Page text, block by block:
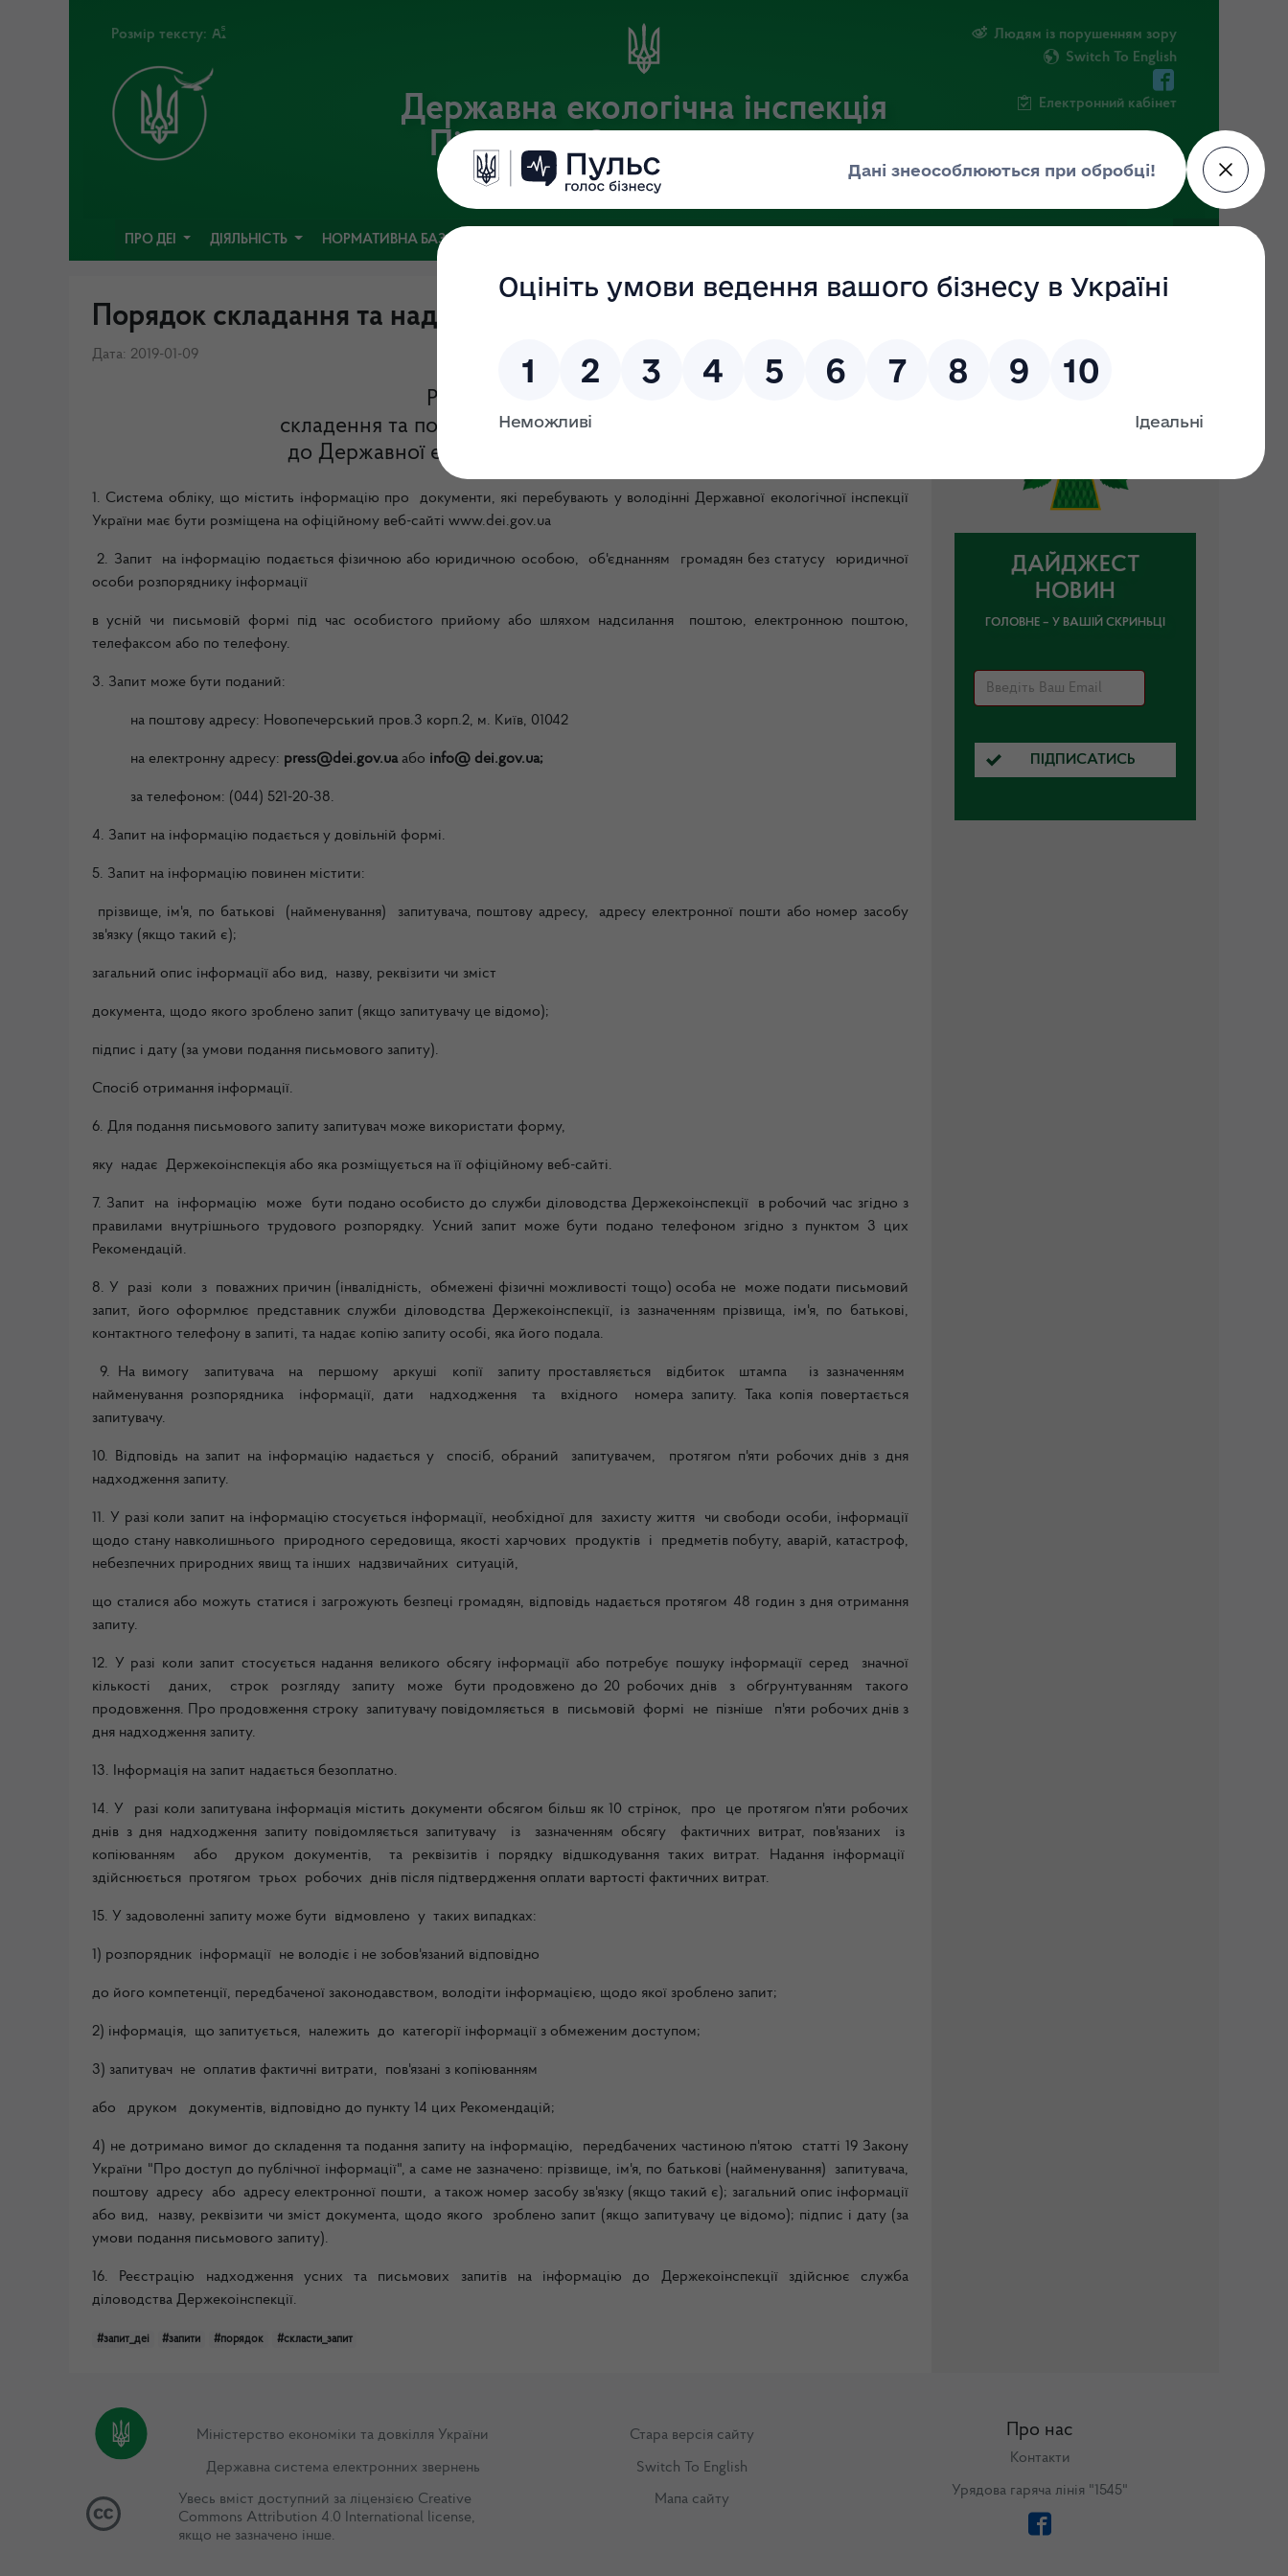
Розмір тексту:
Державна екологічна інспекція
Південно-Західного округу
Офіційний веб-портал Державної екологічної інспекції України
Людям із порушенням зору
Switch To English
Електронний кабінет
ПРО ДЕІ ДІЯЛЬНІСТЬ НОРМАТИВНА БАЗА
Порядок складання та надання запитів
Дата: 2019-01-09
Рекомендації зі
складення та подання запитів на інформацію
до Державної екологічної інспекції України
1. Система обліку, що містить інформацію про документи, які перебувають у володінні Державної екологічної інспекції
України має бути розміщена на офіційному веб-сайті www.dei.gov.ua
2. Запит на інформацію подається фізичною або юридичною особою, об'єднанням громадян без статусу юридичної
особи розпоряднику інформації
в усній чи письмовій формі під час особистого прийому або шляхом надсилання поштою, електронною поштою,
телефаксом або по телефону.
3. Запит може бути поданий:
на поштову адресу: Новопечерський пров.3 корп.2, м. Київ, 01042
на електронну адресу: press@dei.gov.ua або info@ dei.gov.ua;
за телефоном: (044) 521-20-38.
4. Запит на інформацію подається у довільній формі.
5. Запит на інформацію повинен містити:
прізвище, ім'я, по батькові (найменування) запитувача, поштову адресу, адресу електронної пошти або номер засобу
зв'язку (якщо такий є);
загальний опис інформації або вид, назву, реквізити чи зміст
документа, щодо якого зроблено запит (якщо запитувачу це відомо);
підпис і дату (за умови подання письмового запиту).
Спосіб отримання інформації.
6. Для подання письмового запиту запитувач може використати форму,
яку надає Держекоінспекція або яка розміщується на її офіційному веб-сайті.
7. Запит на інформацію може бути подано особисто до служби діловодства Держекоінспекції в робочий час згідно з
правилами внутрішнього трудового розпорядку. Усний запит може бути подано телефоном згідно з пунктом 3 цих
Рекомендацій.
8. У разі коли з поважних причин (інвалідність, обмежені фізичні можливості тощо) особа не може подати письмовий
запит, його оформлює представник служби діловодства Держекоінспекції, із зазначенням прізвища, ім'я, по батькові,
контактного телефону в запиті, та надає копію запиту особі, яка його подала.
9. На вимогу запитувача на першому аркуші копії запиту проставляється відбиток штампа із зазначенням
найменування розпорядника інформації, дати надходження та вхідного номера запиту. Така копія повертається
запитувачу.
10. Відповідь на запит на інформацію надається у спосіб, обраний запитувачем, протягом п'яти робочих днів з дня
надходження запиту.
11. У разі коли запит на інформацію стосується інформації, необхідної для захисту життя чи свободи особи, інформації
щодо стану навколишнього природного середовища, якості харчових продуктів і предметів побуту, аварій, катастроф,
небезпечних природних явищ та інших надзвичайних ситуацій,
що сталися або можуть статися і загрожують безпеці громадян, відповідь надається протягом 48 годин з дня отримання
запиту.
12. У разі коли запит стосується надання великого обсягу інформації або потребує пошуку інформації серед значної
кількості даних, строк розгляду запиту може бути продовжено до 20 робочих днів з обґрунтуванням такого
продовження. Про продовження строку запитувачу повідомляється в письмовій формі не пізніше п'яти робочих днів з
дня надходження запиту.
13. Інформація на запит надається безоплатно.
14. У разі коли запитувана інформація містить документи обсягом більш як 10 стрінок, про це протягом п'яти робочих
днів з дня надходження запиту повідомляється запитувачу із зазначенням обсягу фактичних витрат, пов'язаних із
копіюванням або друком документів, та реквізитів і порядку відшкодування таких витрат. Надання інформації
здійснюється протягом трьох робочих днів після підтвердження оплати вартості фактичних витрат.
15. У задоволенні запиту може бути відмовлено у таких випадках:
1) розпорядник інформації не володіє і не зобов'язаний відповідно
до його компетенції, передбаченої законодавством, володіти інформацією, щодо якої зроблено запит;
2) інформація, що запитується, належить до категорії інформації з обмеженим доступом;
3) запитувач не оплатив фактичні витрати, пов'язані з копіюванням
або друком документів, відповідно до пункту 14 цих Рекомендацій;
4) не дотримано вимог до складення та подання запиту на інформацію, передбачених частиною п'ятою статті 19 Закону
України "Про доступ до публічної інформації", а саме не зазначено: прізвище, ім'я, по батькові (найменування) запитувача,
поштову адресу або адресу електронної пошти, а також номер засобу зв'язку (якщо такий є); загальний опис інформації
або вид, назву, реквізити чи зміст документа, щодо якого зроблено запит (якщо запитувачу це відомо); підпис і дату (за
умови подання письмового запиту).
16. Реєстрацію надходження усних та письмових запитів на інформаціюдо Держекоінспекції здійснює служба
діловодства Держекоінспекції.
#запит_деі #запити #порядок #скласти_запит
ДАЙДЖЕСТ
НОВИН
ГОЛОВНЕ – У ВАШІЙ СКРИНЬЦІ
ПІДПИСАТИСЬ
Міністерство економіки та довкілля України
Державна система електронних звернень
Увесь вміст доступний за ліцензією Creative
Commons Attribution 4.0 International license,
якщо не зазначено інше.
Стара версія сайту
Switch To English
Мапа сайту
Про нас
Контакти
Урядова гаряча лінія "1545"